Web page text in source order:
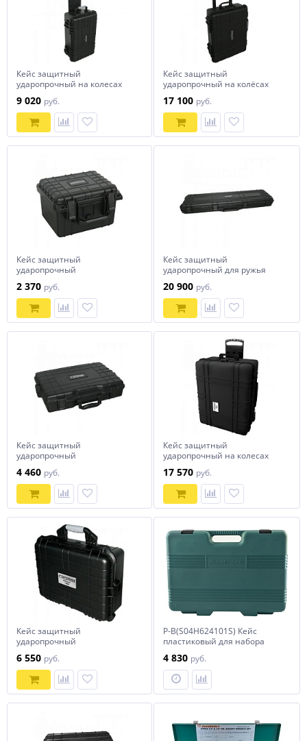
Кейс защитный
ударопрочный на колесах
9 020 руб.
Кейс защитный
ударопрочный на колёсах
17 100 руб.
Кейс защитный
ударопрочный
2 370 руб.
Кейс защитный
ударопрочный для ружья
20 900 руб.
Кейс защитный
ударопрочный
4 460 руб.
Кейс защитный
ударопрочный на колесах
17 570 руб.
Кейс защитный
ударопрочный
6 550 руб.
P-B(S04H624101S) Кейс
пластиковый для набора
4 830 руб.